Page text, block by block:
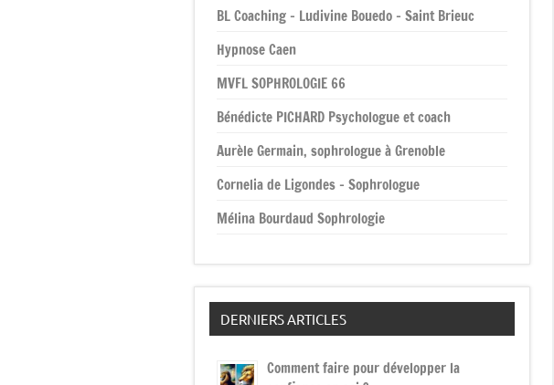
BL Coaching – Ludivine Bouedo – Saint Brieuc
Hypnose Caen
MVFL SOPHROLOGIE 66
Bénédicte PICHARD Psychologue et coach
Aurèle Germain, sophrologue à Grenoble
Cornelia de Ligondes – Sophrologue
Mélina Bourdaud Sophrologie
DERNIERS ARTICLES
Comment faire pour développer la